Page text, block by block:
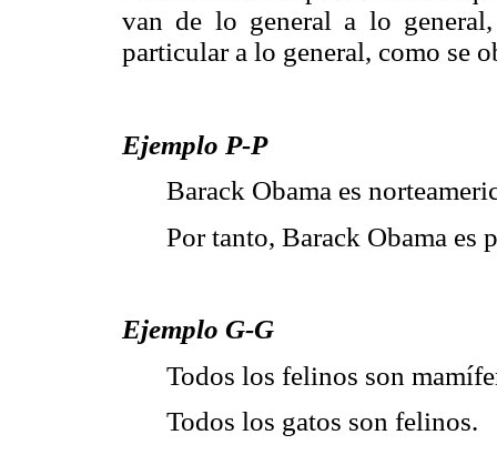
van de lo general a lo
particular a lo general, como se
Ejemplo P-P
Barack Obama es
Por tanto, Barack Obama es
Ejemplo G-G
Todos los felinos son
Todos los gatos son felinos.